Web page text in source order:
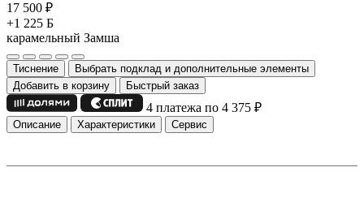
17 500 ₽
+1 225 Б
карамельный Замша
Тиснение
Выбрать подклад и дополнительные элементы
Добавить в корзину
Быстрый заказ
4 платежа по 4 375 ₽
Описание Характеристики Сервис